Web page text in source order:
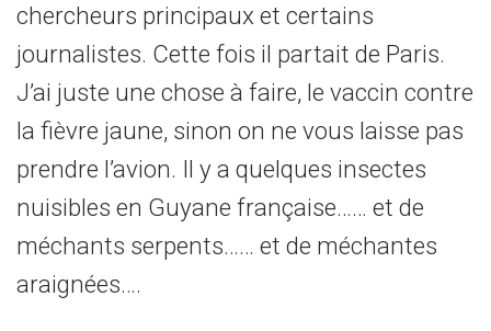
chercheurs principaux et certains
journalistes. Cette fois il partait de Paris.
J’ai juste une chose à faire, le vaccin contre
la fièvre jaune, sinon on ne vous laisse pas
prendre l’avion. Il y a quelques insectes
nuisibles en Guyane française…… et de
méchants serpents…… et de méchantes
araignées….